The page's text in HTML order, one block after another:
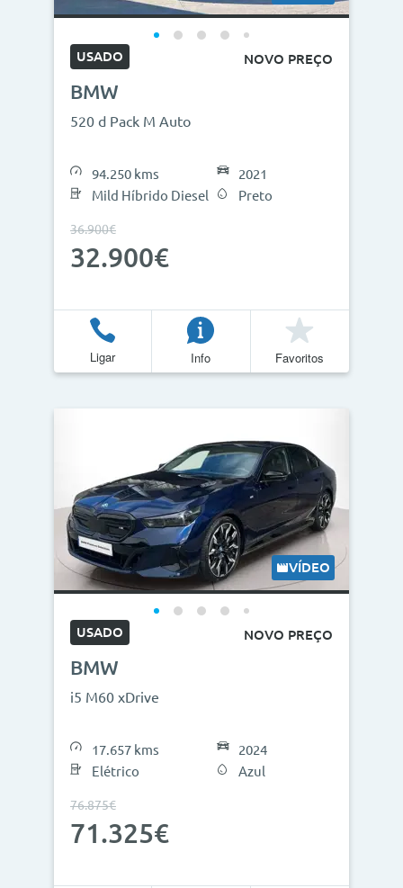
USADO NOVO PREÇO
BMW
520 d Pack M Auto
94.250 kms
Mild Híbrido Diesel
2021
Preto
36.900€
32.900€
Ligar Info Favoritos
VÍDEO
USADO NOVO PREÇO
BMW
i5 M60 xDrive
17.657 kms
Elétrico
2024
Azul
76.875€
71.325€